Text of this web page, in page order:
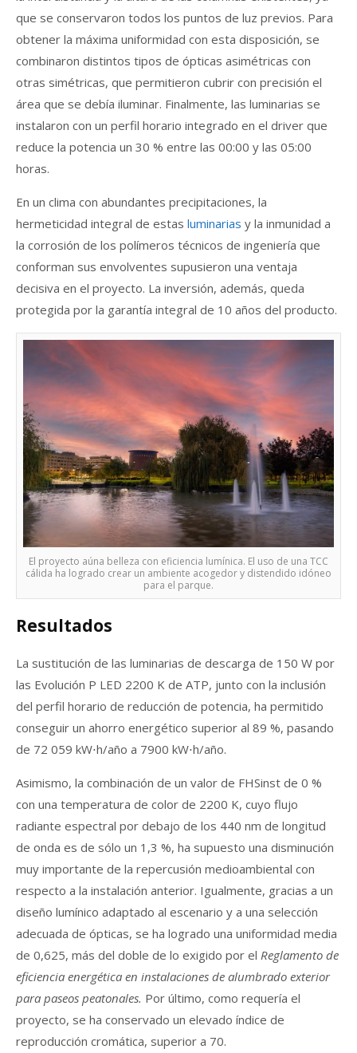
que se conservaron todos los puntos de luz previos. Para
obtener la máxima uniformidad con esta disposición, se
combinaron distintos tipos de ópticas asimétricas con
otras simétricas, que permitieron cubrir con precisión el
área que se debía iluminar. Finalmente, las luminarias se
instalaron con un perfil horario integrado en el driver que
reduce la potencia un 30 % entre las 00:00 y las 05:00
horas.
En un clima con abundantes precipitaciones, la
hermeticidad integral de estas luminarias y la inmunidad a
la corrosión de los polímeros técnicos de ingeniería que
conforman sus envolventes supusieron una ventaja
decisiva en el proyecto. La inversión, además, queda
protegida por la garantía integral de 10 años del producto.
El proyecto aúna belleza con eficiencia lumínica. El uso de una TCC
cálida ha logrado crear un ambiente acogedor y distendido idóneo
para el parque.
Resultados
La sustitución de las luminarias de descarga de 150 W por
las Evolución P LED 2200 K de ATP, junto con la inclusión
del perfil horario de reducción de potencia, ha permitido
conseguir un ahorro energético superior al 89 %, pasando
de 72 059 kW⋅h/año a 7900 kW⋅h/año.
Asimismo, la combinación de un valor de FHSinst de 0 %
con una temperatura de color de 2200 K, cuyo flujo
radiante espectral por debajo de los 440 nm de longitud
de onda es de sólo un 1,3 %, ha supuesto una disminución
muy importante de la repercusión medioambiental con
respecto a la instalación anterior. Igualmente, gracias a un
diseño lumínico adaptado al escenario y a una selección
adecuada de ópticas, se ha logrado una uniformidad media
de 0,625, más del doble de lo exigido por el Reglamento de
eficiencia energética en instalaciones de alumbrado exterior
para paseos peatonales. Por último, como requería el
proyecto, se ha conservado un elevado índice de
reproducción cromática, superior a 70.